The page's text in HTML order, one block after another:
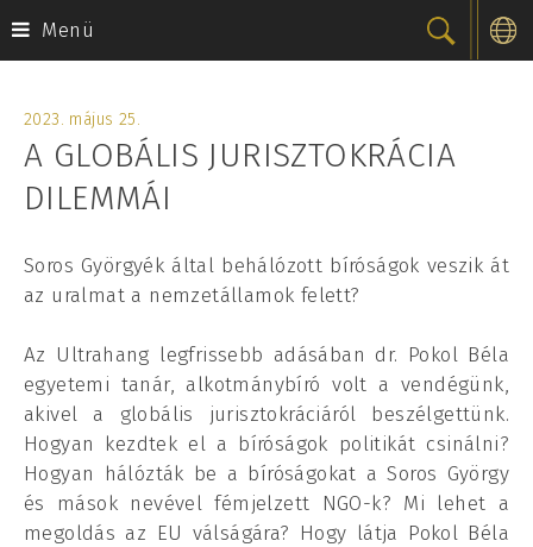
content
Menü
2023. május 25.
A GLOBÁLIS JURISZTOKRÁCIA
DILEMMÁI
Soros Györgyék által behálózott bíróságok veszik át
az uralmat a nemzetállamok felett?
Az Ultrahang legfrissebb adásában dr. Pokol Béla
egyetemi tanár, alkotmánybíró volt a vendégünk,
akivel a globális jurisztokráciáról beszélgettünk.
Hogyan kezdtek el a bíróságok politikát csinálni?
Hogyan hálózták be a bíróságokat a Soros György
és mások nevével fémjelzett NGO-k? Mi lehet a
megoldás az EU válságára? Hogy látja Pokol Béla